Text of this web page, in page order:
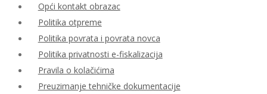
Opći kontakt obrazac
Politika otpreme
Politika povrata i povrata novca
Politika privatnosti e-fiskalizacija
Pravila o kolačićima
Preuzimanje tehničke dokumentacije